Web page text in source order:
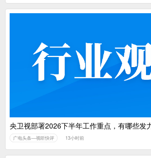
央卫视部署2026下半年工作重点，有哪些发
广电头条—视听快评 13小时前